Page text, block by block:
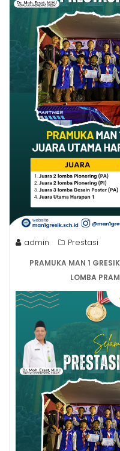
admin Prestasi
PRAMUKA MAN 1
LOMBA